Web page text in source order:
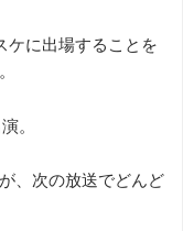
ケに出場することを
。
、次の放送でどんど